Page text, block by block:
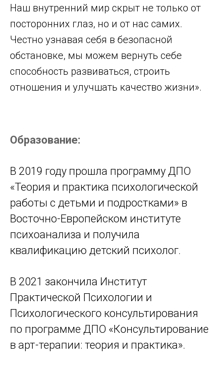
Наш внутренний мир скрыт не только от
посторонних глаз, но и от нас самих.
Честно узнавая себя в безопасной
обстановке, мы можем вернуть себе
способность развиваться, строить
отношения и улучшать качество жизни».
Образование:
В 2019 году прошла программу ДПО
«Теория и практика психологической
работы с детьми и подростками» в
Восточно-Европейском институте
психоанализа и получила
квалификацию детский психолог.
В 2021 закончила Институт
Практической Психологии и
Психологического консультирования
по программе ДПО «Консультирование
в арт-терапии: теория и практика».